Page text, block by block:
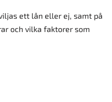
ett lån eller ej, samt på
och vilka faktorer som